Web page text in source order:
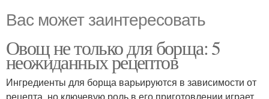
Вас может заинтересовать
Овощ не только для борща: 5
неожиданных рецептов
Ингредиенты для борща варьируются в зависимости от